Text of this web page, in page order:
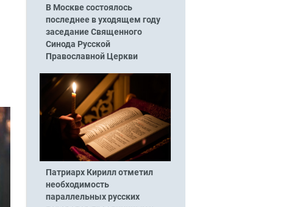
В Москве состоялось
последнее в уходящем году
заседание Священного
Синода Русской
Православной Церкви
Патриарх Кирилл отметил
необходимость
параллельных русских